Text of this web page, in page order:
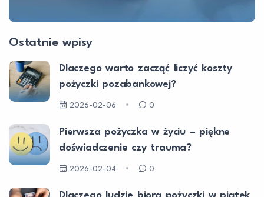
Ostatnie wpisy
Dlaczego warto zacząć liczyć koszty
pożyczki pozabankowej?
2026-02-06 0
Pierwsza pożyczka w życiu – piękne
doświadczenie czy trauma?
2026-02-04 0